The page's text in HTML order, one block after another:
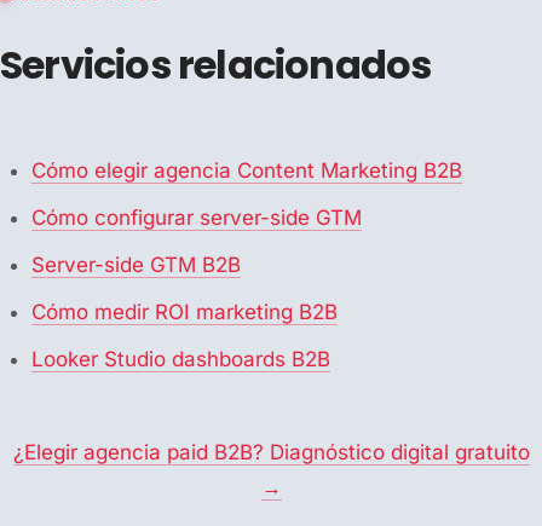
Servicios relacionados
Cómo elegir agencia Content Marketing B2B
Cómo configurar server-side GTM
Server-side GTM B2B
Cómo medir ROI marketing B2B
Looker Studio dashboards B2B
¿Elegir agencia paid B2B? Diagnóstico digital gratuito
→